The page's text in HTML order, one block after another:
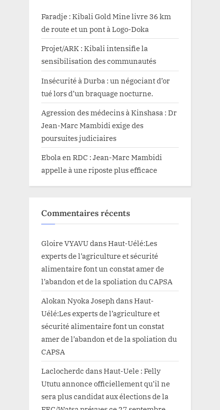
Faradje : Kibali Gold Mine livre 36 km
de route et un pont à Logo-Doka
Projet/ARK : Kibali intensifie la
sensibilisation des communautés
Insécurité à Durba : un négociant d’or
tué lors d’un braquage nocturne.
Agression des médecins à Kinshasa : Dr
Jean-Marc Mambidi exige des
poursuites judiciaires
Ebola en RDC : Jean-Marc Mambidi
appelle à une riposte plus efficace
Commentaires récents
Gloire VYAVUdansHaut-Uélé:Les
experts de l’agriculture et sécurité
alimentaire font un constat amer de
l’abandon et de la spoliation du CAPSA
Alokan Nyoka JosephdansHaut-
Uélé:Les experts de l’agriculture et
sécurité alimentaire font un constat
amer de l’abandon et de la spoliation du
CAPSA
Laclocherdc dansHaut-Uele : Felly
Ututu annonce officiellement qu’il ne
sera plus candidat aux élections de la